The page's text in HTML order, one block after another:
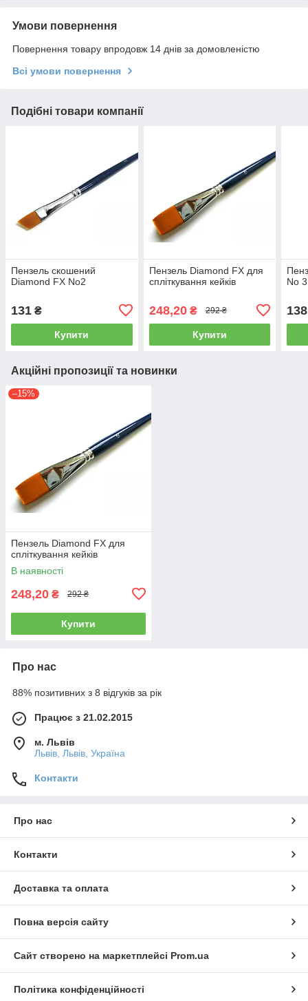
Умови повернення
Повернення товару впродовж 14 днів за домовленістю
Всі умови повернення
Подібні товари компанії
Пензель скошений
Diamond FX No2
131 ₴
Купити
Пензель Diamond FX для
спліткування кейків
248,20₴ 292 ₴
Купити
No 3
138
Акційні пропозиції та новинки
–15%
Пензель Diamond FX для
спліткування кейків
В наявності
248,20 ₴ 292 ₴
Купити
Про нас
88% позитивних з 8 відгуків за рік
Працює з 21.02.2015
м. Львів
Львів, Львів, Україна
Контакти
Про нас
Контакти
Доставка та оплата
Повна версія сайту
Сайт створено на маркетплейсі Prom.ua
Політика конфіденційності